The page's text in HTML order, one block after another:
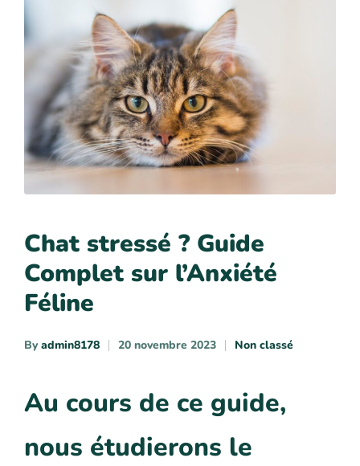
Chat stressé ? Guide
Complet sur l’Anxiété
Féline
By admin8178 20 novembre 2023 Non classé
Au cours de ce guide,
nous étudierons le